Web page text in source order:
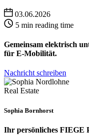
03.06.2026
5 min reading time
Gemeinsam elektrisch
für E-Mobilität.
Nachricht schreiben
Real Estate
Sophia Bornhorst
Ihr persönliches FIEGE